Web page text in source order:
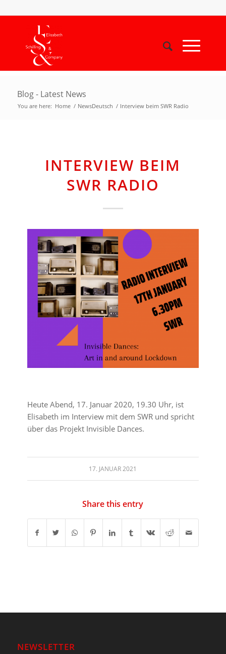
Blog - Latest News
You are here: Home / NewsDeutsch / Interview beim SWR Radio
INTERVIEW BEIM
SWR RADIO
Heute Abend, 17. Januar 2020, 19.30 Uhr, ist
Elisabeth im Interview mit dem SWR und spricht
über das Projekt Invisible Dances.
17. JANUAR 2021
Share this entry
NEWSLETTER